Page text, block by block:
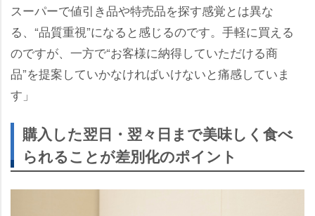
スーパーで値引き品や特売品を探す感覚とは異な
る、“品質重視”になると感じるのです。手軽に買える
のですが、一方で“お客様に納得していただける商
品”を提案していかなければいけないと痛感していま
す」
購入した翌日・翌々日まで美味しく食べ
られることが差別化のポイント